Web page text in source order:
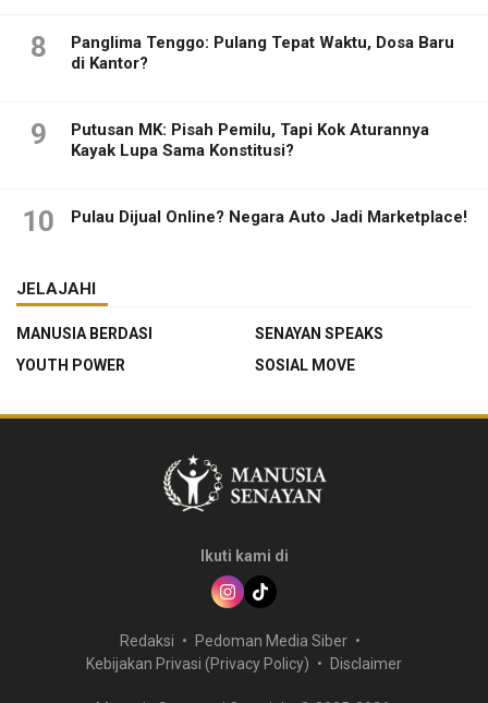
8
Panglima Tenggo: Pulang Tepat Waktu, Dosa Baru
di Kantor?
9
Putusan MK: Pisah Pemilu, Tapi Kok Aturannya
Kayak Lupa Sama Konstitusi?
10 Pulau Dijual Online? Negara Auto Jadi Marketplace!
JELAJAHI
MANUSIA BERDASI
SENAYAN SPEAKS
YOUTH POWER
SOSIAL MOVE
Ikuti kami di
Redaksi
Pedoman Media Siber
Kebijakan Privasi (Privacy Policy)
Disclaimer